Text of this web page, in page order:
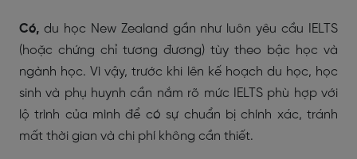
Có, du học New Zealand gần như luôn yêu cầu IELTS
(hoặc chứng chỉ tương đương) tùy theo bậc học và
ngành học. Vì vậy, trước khi lên kế hoạch du học, học
sinh và phụ huynh cần nắm rõ mức IELTS phù hợp với
lộ trình của mình để có sự chuẩn bị chính xác, tránh
mất thời gian và chi phí không cần thiết.